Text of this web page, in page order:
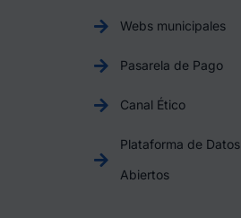
Webs municipales
Pasarela de Pago
Canal Ético
Plataforma de Datos
Abiertos